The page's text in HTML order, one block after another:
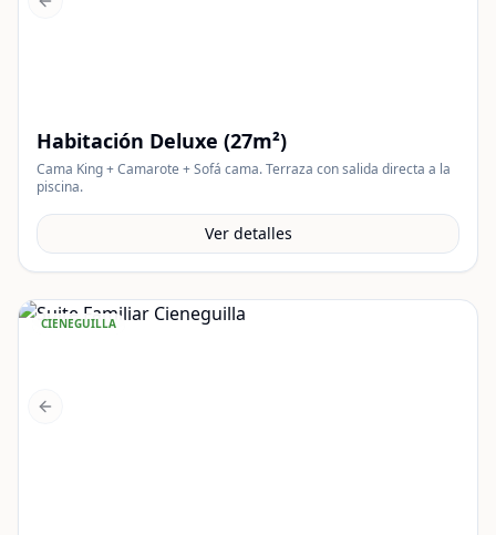
Previous slide
Habitación Deluxe (27m²)
Cama King + Camarote + Sofá cama. Terraza con salida directa a la
piscina.
Ver detalles
Previous slide
CIENEGUILLA